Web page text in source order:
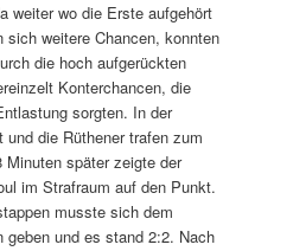
weiter wo die Erste aufgehört
sich weitere Chancen, konnten
die hoch aufgerückten
Konterchancen, die
sorgten. In der
die Rüthener trafen zum
später zeigte der
im Strafraum auf den Punkt.
musste sich dem
und es stand 2:2. Nach